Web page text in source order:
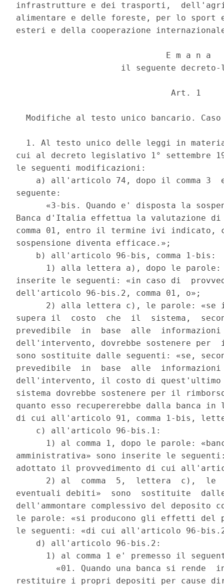
infrastrutture e dei trasporti,
alimentare e delle foreste, per lo
esteri e della cooperazione
                              E m a n a
il seguente
                               Art. 1
Modifiche al testo unico bancario.
1. Al testo unico delle leggi in
cui al decreto legislativo 1° settembre
le seguenti modificazioni:
a) all'articolo 74, dopo il comma 3
seguente:
«3-bis. Quando e' disposta la
Banca d'Italia effettua la valutazione
comma 01, entro il termine ivi indicato,
sospensione diventa efficace.»;
    b) all'articolo 96-bis, comma 1-bis:
1) alla lettera a), dopo le
inserite le seguenti: «in caso di
dell'articolo 96-bis.2, comma 01, o»;
2) alla lettera c), le parole: «se
supera il  costo  che  il  sistema,
prevedibile  in  base  alle
dell'intervento, dovrebbe sostenere
sono sostituite dalle seguenti: «se,
prevedibile  in  base  alle
dell'intervento, il costo di quest'ultimo
sistema dovrebbe sostenere per il
quanto esso recupererebbe dalla banca
di cui all'articolo 91, comma 1-bis,
    c) all'articolo 96-bis.1:
1) al comma 1, dopo le parole:
amministrativa» sono inserite le
adottato il provvedimento di cui
2) al  comma  5,  lettera  c),  le
eventuali debiti»  sono  sostituite  dalle
dell'ammontare complessivo del deposito
le parole: «si producono gli effetti del
le seguenti: «di cui all'articolo 96-
    d) all'articolo 96-bis.2:
1) al comma 1 e' premesso il
«01. Quando una banca si rende
restituire i propri depositi per cause